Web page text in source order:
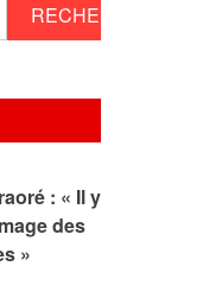
: « Il y
des
»